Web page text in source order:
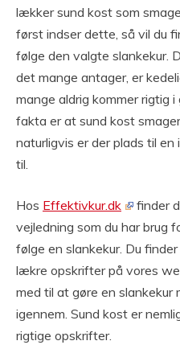
lækker sund kost som
først indser dette, så vil du
følge den valgte slankekur.
det mange antager, er
mange aldrig kommer rigtig
fakta er at sund kost
naturligvis er der plads til
til.
Hos Effektivkur.dk
finder
vejledning som du har brug
følge en slankekur. Du
lækre opskrifter på vores
med til at gøre en slankekur
igennem. Sund kost er
rigtige opskrifter.